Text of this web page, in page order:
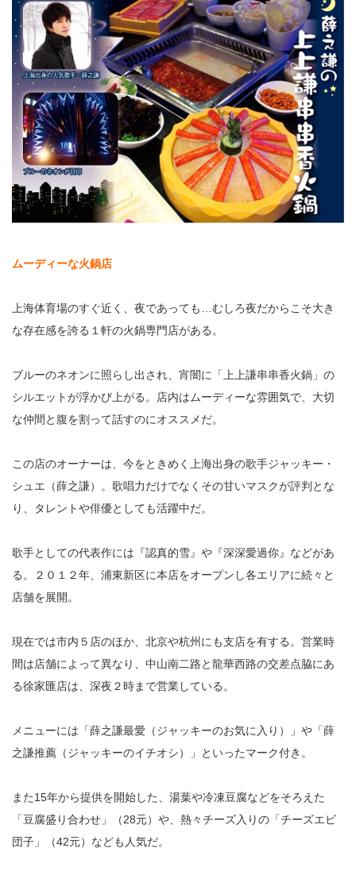
ムーディーな火鍋店
上海体育場のすぐ近く、夜であっても…むしろ夜だからこそ大き
な存在感を誇る１軒の火鍋専門店がある。
ブルーのネオンに照らし出され、宵闇に「上上謙串串香火鍋」の
シルエットが浮かび上がる。店内はムーディーな雰囲気で、大切
な仲間と腹を割って話すのにオススメだ。
この店のオーナーは、今をときめく上海出身の歌手ジャッキー・
シュエ（薛之謙）。歌唱力だけでなくその甘いマスクが評判とな
り、タレントや俳優としても活躍中だ。
歌手としての代表作には『認真的雪』や『深深愛過你』などがあ
る。２０１２年、浦東新区に本店をオープンし各エリアに続々と
店舗を展開。
現在では市内５店のほか、北京や杭州にも支店を有する。営業時
間は店舗によって異なり、中山南二路と龍華西路の交差点脇にあ
る徐家匯店は、深夜２時まで営業している。
メニューには「薛之謙最愛（ジャッキーのお気に入り）」や「薛
之謙推薦（ジャッキーのイチオシ）」といったマーク付き。
また15年から提供を開始した、湯葉や冷凍豆腐などをそろえた
「豆腐盛り合わせ」（28元）や、熱々チーズ入りの「チーズエビ
団子」（42元）なども人気だ。